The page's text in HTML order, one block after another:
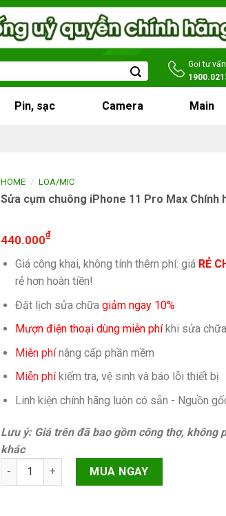
Gọi tư vấn
Pin, sạc Camera Main
HOME / LOA/MIC
Sửa cụm chuông iPhone 11 Pro Max Chính
440.000₫
Giá công khai, không tính thêm phí: giá RẺ
rẻ hơn hoàn tiền!
Đặt lịch sửa chữa giảm ngay 10%
Mượn điện thoại dùng miễn phíkhi sửa chữa
Miễn phínâng cấp phần mềm
Miễn phíkiếm tra, vệ sinh và báo lỗi thiết bị
Linh kiện chính hãng luôn có sẵn - Nguồn
Lưu ý: Giá trên đã bao gồm công thợ, không
khác
Sửa cụm chuông iPhone 11 Pro Max Chính
MUA NGAY